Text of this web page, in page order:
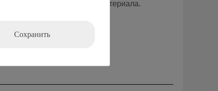
из ферромагнитного материала.
Сохранить